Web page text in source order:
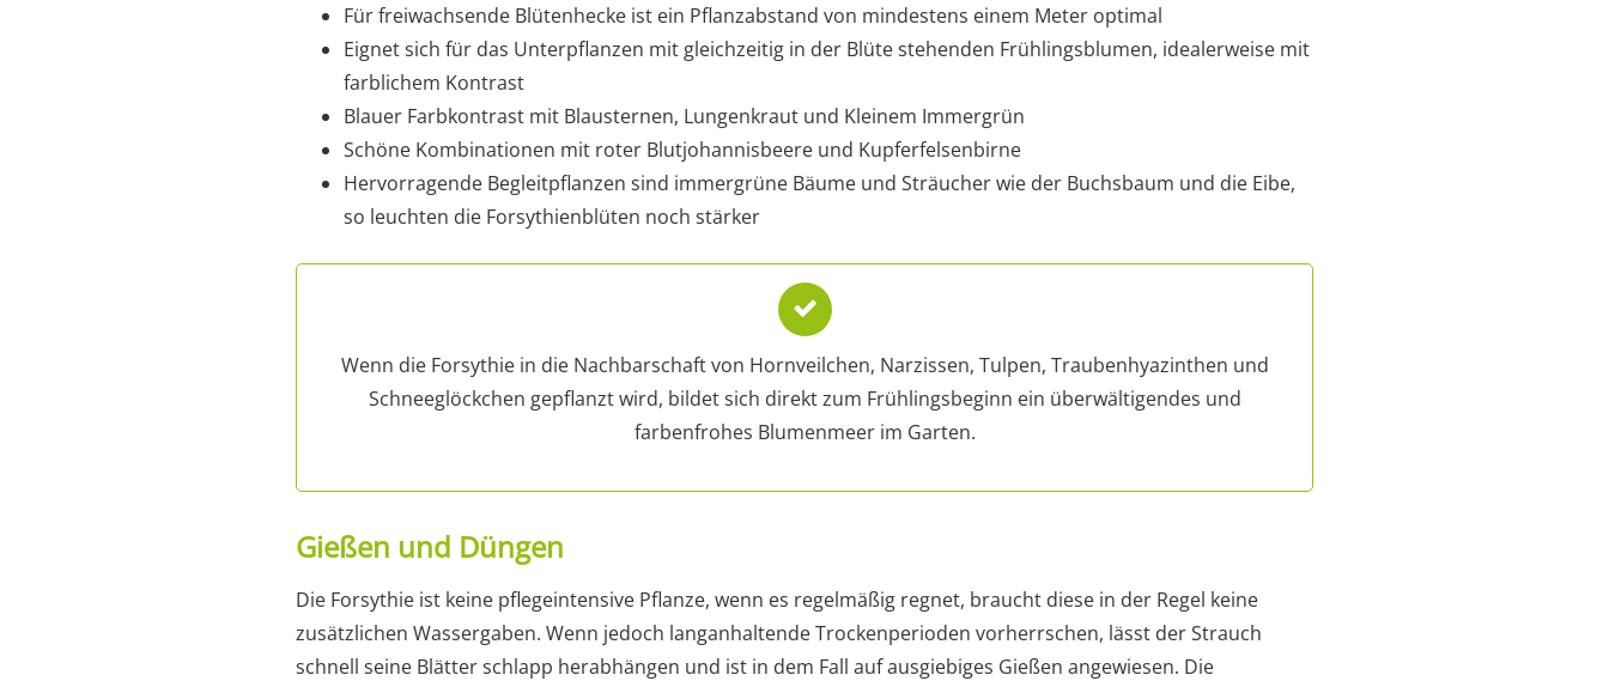
Für freiwachsende Blütenhecke ist ein Pflanzabstand von mindestens einem Meter optimal
Eignet sich für das Unterpflanzen mit gleichzeitig in der Blüte stehenden Frühlingsblumen, idealerweise mit
farblichem Kontrast
Blauer Farbkontrast mit Blausternen, Lungenkraut und Kleinem Immergrün
Schöne Kombinationen mit roter Blutjohannisbeere und Kupferfelsenbirne
Hervorragende Begleitpflanzen sind immergrüne Bäume und Sträucher wie der Buchsbaum und die Eibe,
so leuchten die Forsythienblüten noch stärker
Wenn die Forsythie in die Nachbarschaft von Hornveilchen, Narzissen, Tulpen, Traubenhyazinthen und
Schneeglöckchen gepflanzt wird, bildet sich direkt zum Frühlingsbeginn ein überwältigendes und
farbenfrohes Blumenmeer im Garten.
Gießen und Düngen
Die Forsythie ist keine pflegeintensive Pflanze, wenn es regelmäßig regnet, braucht diese in der Regel keine
zusätzlichen Wassergaben. Wenn jedoch langanhaltende Trockenperioden vorherrschen, lässt der Strauch
schnell seine Blätter schlapp herabhängen und ist in dem Fall auf ausgiebiges Gießen angewiesen. Die